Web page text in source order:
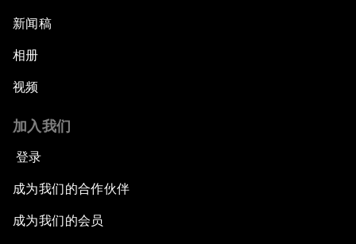
新闻稿
相册
视频
加入我们
登录
成为我们的合作伙伴
成为我们的会员